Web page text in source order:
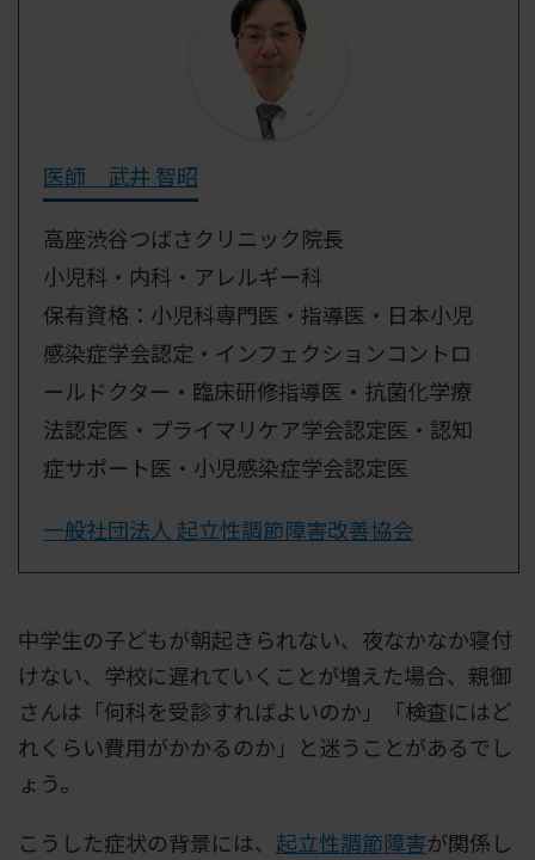
医師 武井 智昭
高座渋谷つばさクリニック院長
小児科・内科・アレルギー科
保有資格：小児科専門医・指導医・日本小児
感染症学会認定・インフェクションコントロ
ールドクター・臨床研修指導医・抗菌化学療
法認定医・プライマリケア学会認定医・認知
症サポート医・小児感染症学会認定医
一般社団法人 起立性調節障害改善協会
中学生の子どもが朝起きられない、夜なかなか寝付
けない、学校に遅れていくことが増えた場合、親御
さんは「何科を受診すればよいのか」「検査にはど
れくらい費用がかかるのか」と迷うことがあるでし
ょう。
こうした症状の背景には、 起立性調節障害が関係し